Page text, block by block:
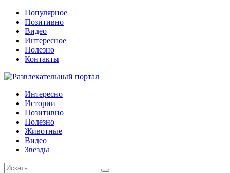
Популярное
Позитивно
Видео
Интересное
Полезно
Контакты
Интересно
Истории
Позитивно
Полезно
Животные
Видео
Звезды